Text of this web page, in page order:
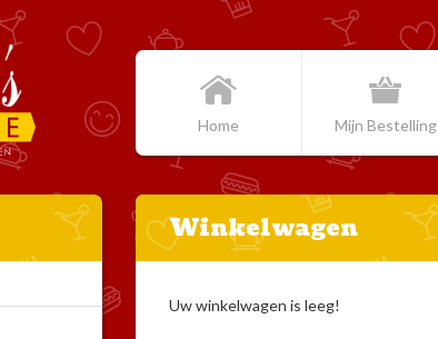
Home Mijn Bestelling
Winkelwagen
Uw winkelwagen is leeg!